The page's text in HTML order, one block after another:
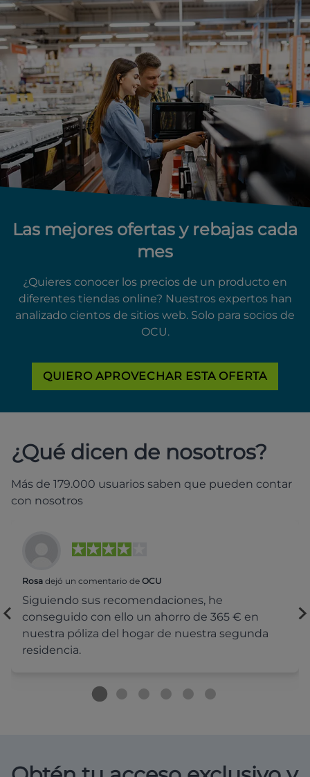
Las mejores ofertas y rebajas cada
mes
¿Quieres conocer los precios de un producto en
diferentes tiendas online? Nuestros expertos han
analizado cientos de sitios web. Solo para socios de
OCU.
QUIERO APROVECHAR ESTA OFERTA
¿Qué dicen de nosotros?
Más de 179.000 usuarios saben que pueden contar
con nosotros
Rosa dejó un comentario de OCU
Siguiendo sus recomendaciones, he
conseguido con ello un ahorro de 365 € en
nuestra póliza del hogar de nuestra segunda
residencia.